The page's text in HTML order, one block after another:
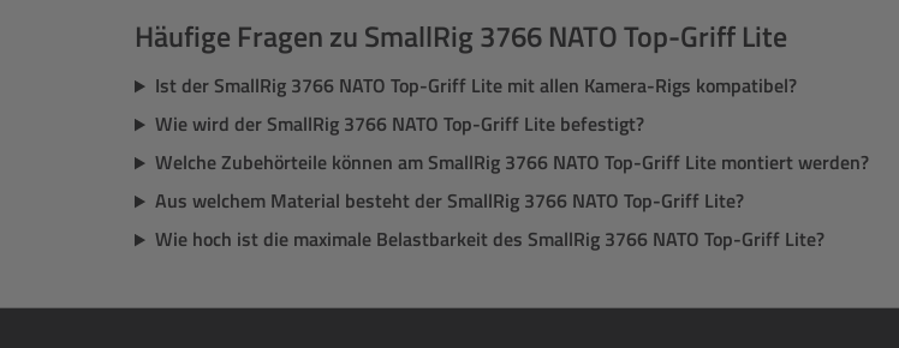
Häufige Fragen zu SmallRig 3766 NATO Top-Griff Lite
Ist der SmallRig 3766 NATO Top-Griff Lite mit allen Kamera-Rigs kompatibel?
Wie wird der SmallRig 3766 NATO Top-Griff Lite befestigt?
Welche Zubehörteile können am SmallRig 3766 NATO Top-Griff Lite montiert werden?
Aus welchem Material besteht der SmallRig 3766 NATO Top-Griff Lite?
Wie hoch ist die maximale Belastbarkeit des SmallRig 3766 NATO Top-Griff Lite?